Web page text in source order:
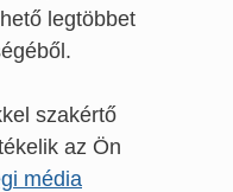
legtöbbet
szakértő
az Ön
média